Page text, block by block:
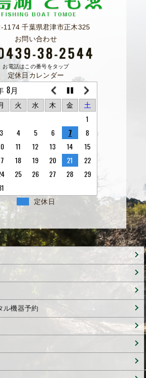
1174 千葉県君津市正木325
お問い合わせ
お電話はこの番号をタップ
定休日カレンダー
8月
火 水 木 金 土
1
3 4 5 6 7
8
11 12 13 14
15
18 19 20 21
22
25 26 27 28
29
定休日
ル機器予約